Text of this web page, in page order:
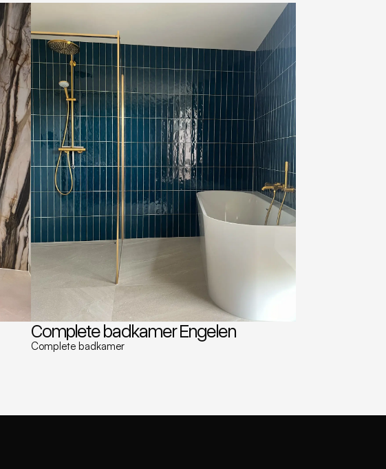
Complete badkamer Engelen
Complete badkamer